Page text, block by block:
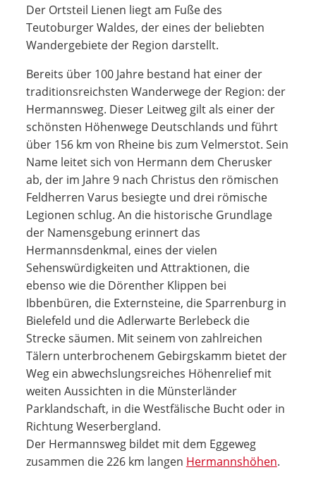
Der Ortsteil Lienen liegt am Fuße des
Teutoburger Waldes, der eines der beliebten
Wandergebiete der Region darstellt.
Bereits über 100 Jahre bestand hat einer der
traditionsreichsten Wanderwege der Region: der
Hermannsweg. Dieser Leitweg gilt als einer der
schönsten Höhenwege Deutschlands und führt
über 156 km von Rheine bis zum Velmerstot. Sein
Name leitet sich von Hermann dem Cherusker
ab, der im Jahre 9 nach Christus den römischen
Feldherren Varus besiegte und drei römische
Legionen schlug. An die historische Grundlage
der Namensgebung erinnert das
Hermannsdenkmal, eines der vielen
Sehenswürdigkeiten und Attraktionen, die
ebenso wie die Dörenther Klippen bei
Ibbenbüren, die Externsteine, die Sparrenburg in
Bielefeld und die Adlerwarte Berlebeck die
Strecke säumen. Mit seinem von zahlreichen
Tälern unterbrochenem Gebirgskamm bietet der
Weg ein abwechslungsreiches Höhenrelief mit
weiten Aussichten in die Münsterländer
Parklandschaft, in die Westfälische Bucht oder in
Richtung Weserbergland.
Der Hermannsweg bildet mit dem Eggeweg
zusammen die 226 km langen Hermannshöhen.